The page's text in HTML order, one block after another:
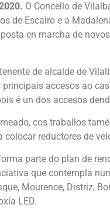
O Concello de
de Escairo e a
en marcha de
de alcalde de
principais accesos ao
é un dos accesos
cos traballos
reductores de
parte do plan de
que contempla
Mourence, Distriz,
LED.